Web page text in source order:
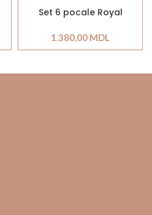
Set 6 pocale Royal
1.380,00 MDL